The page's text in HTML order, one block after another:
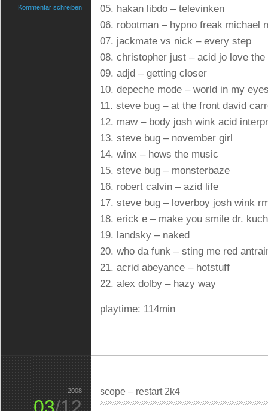
05. hakan libdo – televinken
06. robotman – hypno freak michael
07. jackmate vs nick – every step
08. christopher just – acid jo love the
09. adjd – getting closer
10. depeche mode – world in my
11. steve bug – at the front david
12. maw – body josh wink acid
13. steve bug – november girl
14. winx – hows the music
15. steve bug – monsterbaze
16. robert calvin – azid life
17. steve bug – loverboy josh wink
18. erick e – make you smile dr.
19. landsky – naked
20. who da funk – sting me red
21. acrid abeyance – hotstuff
22. alex dolby – hazy way
playtime: 114min
Kommentar schreiben
scope – restart 2k4
2008